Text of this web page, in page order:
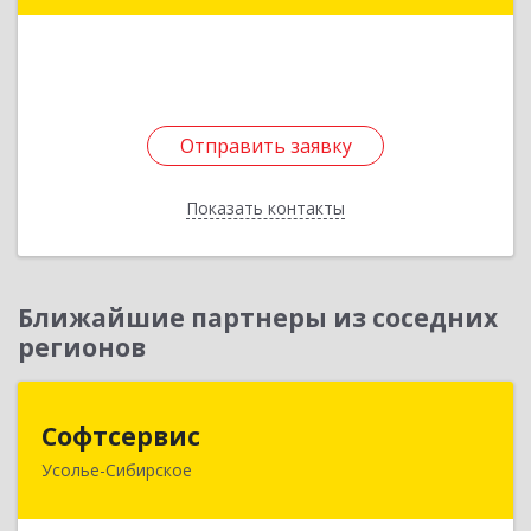
Отправить заявку
Показать контакты
Отправить заявку
Назад
Ближайшие партнеры из соседних
регионов
Софтсервис
Усолье-Сибирское
665451, Иркутская обл, Усолье-Сибирское г,